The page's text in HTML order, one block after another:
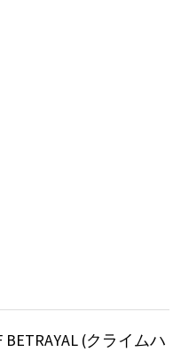
BETRAYAL (クライムハ